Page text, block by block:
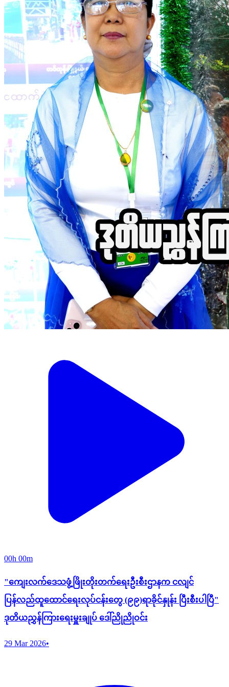
00h 00m
"ကျေးလက်ဒေသဖွံ့ဖြိုးတိုးတက်ရေးဦးစီးဌာနက ငလျင်
ပြန်လည်ထူထောင်ရေးလုပ်ငန်းတွေ (၉၉)ရာခိုင်နှုန်း ပြီးစီးပါပြီ"
ဒုတိယညွှန်ကြားရေးမှူးချုပ် ဒေါ်ညိုညိုဝင်း
29 Mar 2026•